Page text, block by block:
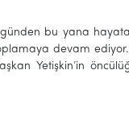
günden bu yana
devam
Yetişkin’in